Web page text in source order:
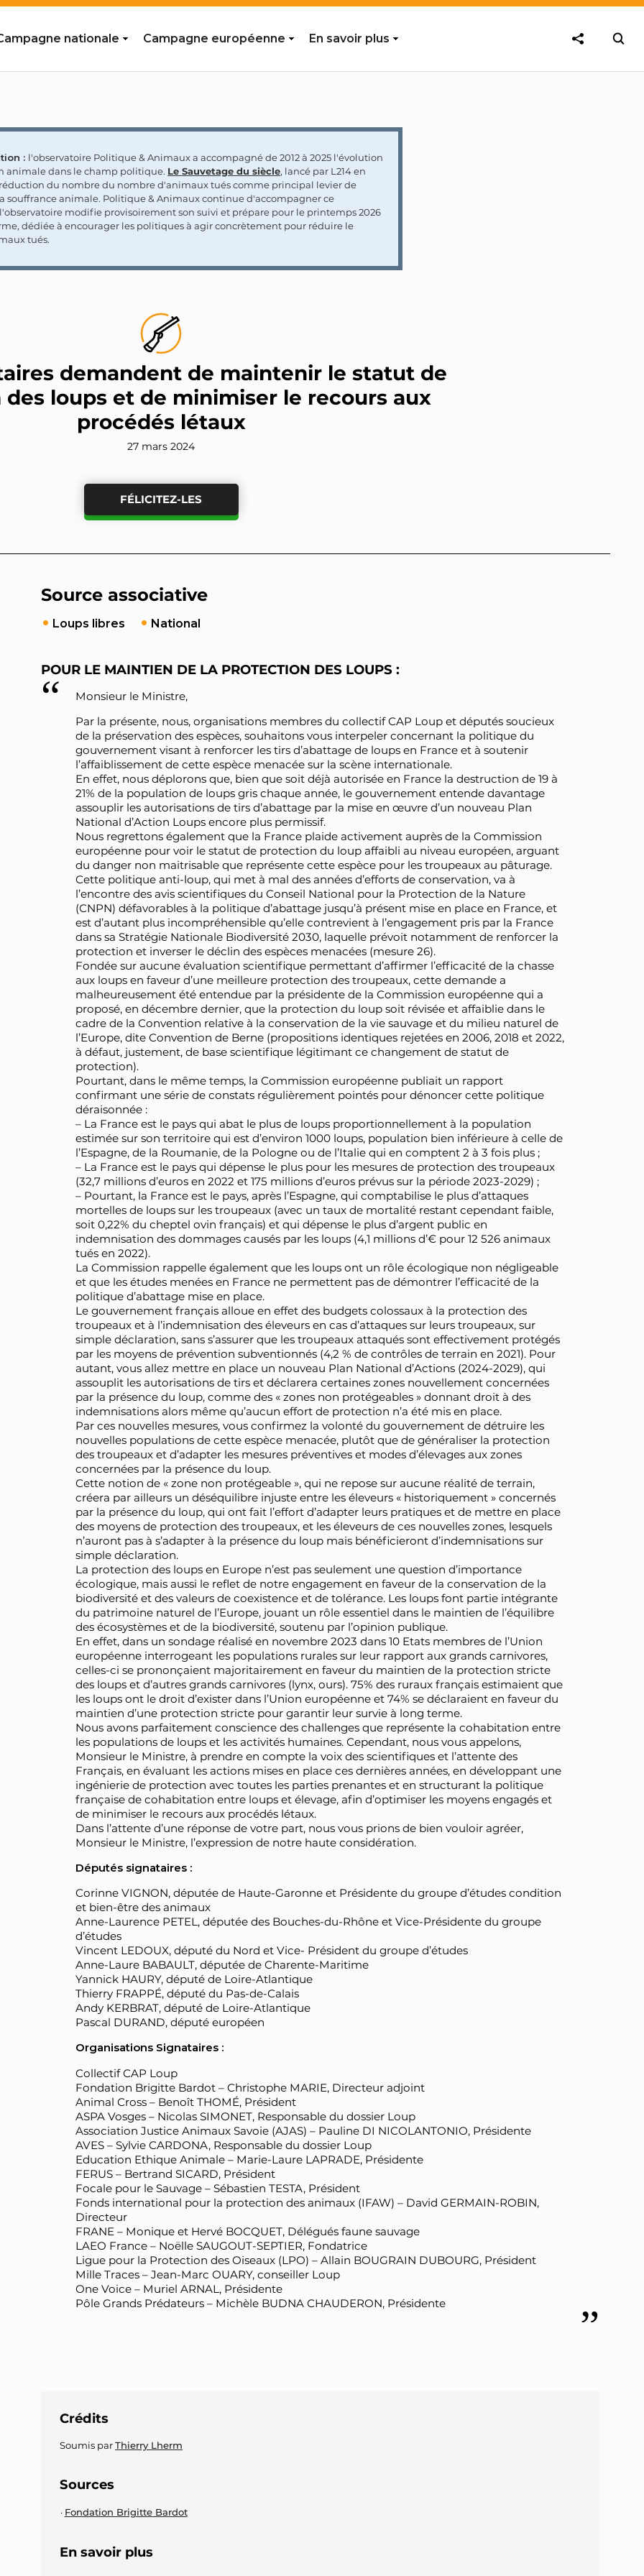
nationale Campagne européenne En savoir plus
: l'observatoire Politique & Animaux a accompagné de 2012 à 2025 l'évolution
animale dans le champ politique. Le Sauvetage du siècle, lancé par L214 en
réduction du nombre du nombre d'animaux tués comme principal levier de
souffrance animale. Politique & Animaux continue d'accompagner ce
modifie provisoirement son suivi et prépare pour le printemps 2026
dédiée à encourager les politiques à agir concrètement pour réduire le
tués.
demandent de maintenir le statut de
loups et de minimiser le recours aux
procédés létaux
27 mars 2024
FÉLICITEZ-LES
Source associative
Loups libres National
POUR LE MAINTIEN DE LA PROTECTION DES LOUPS :
Monsieur le Ministre,
Par la présente, nous, organisations membres du collectif CAP Loup et députés soucieux
de la préservation des espèces, souhaitons vous interpeler concernant la politique du
gouvernement visant à renforcer les tirs d’abattage de loups en France et à soutenir
l’affaiblissement de cette espèce menacée sur la scène internationale.
En effet, nous déplorons que, bien que soit déjà autorisée en France la destruction de 19 à
21% de la population de loups gris chaque année, le gouvernement entende davantage
assouplir les autorisations de tirs d’abattage par la mise en œuvre d’un nouveau Plan
National d’Action Loups encore plus permissif.
Nous regrettons également que la France plaide activement auprès de la Commission
européenne pour voir le statut de protection du loup affaibli au niveau européen, arguant
du danger non maitrisable que représente cette espèce pour les troupeaux au pâturage.
Cette politique anti-loup, qui met à mal des années d’efforts de conservation, va à
l’encontre des avis scientifiques du Conseil National pour la Protection de la Nature
(CNPN) défavorables à la politique d’abattage jusqu’à présent mise en place en France, et
est d’autant plus incompréhensible qu’elle contrevient à l’engagement pris par la France
dans sa Stratégie Nationale Biodiversité 2030, laquelle prévoit notamment de renforcer la
protection et inverser le déclin des espèces menacées (mesure 26).
Fondée sur aucune évaluation scientifique permettant d’affirmer l’efficacité de la chasse
aux loups en faveur d’une meilleure protection des troupeaux, cette demande a
malheureusement été entendue par la présidente de la Commission européenne qui a
proposé, en décembre dernier, que la protection du loup soit révisée et affaiblie dans le
cadre de la Convention relative à la conservation de la vie sauvage et du milieu naturel de
l’Europe, dite Convention de Berne (propositions identiques rejetées en 2006, 2018 et 2022,
à défaut, justement, de base scientifique légitimant ce changement de statut de
protection).
Pourtant, dans le même temps, la Commission européenne publiait un rapport
confirmant une série de constats régulièrement pointés pour dénoncer cette politique
déraisonnée :
– La France est le pays qui abat le plus de loups proportionnellement à la population
estimée sur son territoire qui est d’environ 1000 loups, population bien inférieure à celle de
l’Espagne, de la Roumanie, de la Pologne ou de l’Italie qui en comptent 2 à 3 fois plus ;
– La France est le pays qui dépense le plus pour les mesures de protection des troupeaux
(32,7 millions d’euros en 2022 et 175 millions d’euros prévus sur la période 2023-2029) ;
– Pourtant, la France est le pays, après l’Espagne, qui comptabilise le plus d’attaques
mortelles de loups sur les troupeaux (avec un taux de mortalité restant cependant faible,
soit 0,22% du cheptel ovin français) et qui dépense le plus d’argent public en
indemnisation des dommages causés par les loups (4,1 millions d’€ pour 12 526 animaux
tués en 2022).
La Commission rappelle également que les loups ont un rôle écologique non négligeable
et que les études menées en France ne permettent pas de démontrer l’efficacité de la
politique d’abattage mise en place.
Le gouvernement français alloue en effet des budgets colossaux à la protection des
troupeaux et à l’indemnisation des éleveurs en cas d’attaques sur leurs troupeaux, sur
simple déclaration, sans s’assurer que les troupeaux attaqués sont effectivement protégés
par les moyens de prévention subventionnés (4,2 % de contrôles de terrain en 2021). Pour
autant, vous allez mettre en place un nouveau Plan National d’Actions (2024-2029), qui
assouplit les autorisations de tirs et déclarera certaines zones nouvellement concernées
par la présence du loup, comme des « zones non protégeables » donnant droit à des
indemnisations alors même qu’aucun effort de protection n’a été mis en place.
Par ces nouvelles mesures, vous confirmez la volonté du gouvernement de détruire les
nouvelles populations de cette espèce menacée, plutôt que de généraliser la protection
des troupeaux et d’adapter les mesures préventives et modes d’élevages aux zones
concernées par la présence du loup.
Cette notion de « zone non protégeable », qui ne repose sur aucune réalité de terrain,
créera par ailleurs un déséquilibre injuste entre les éleveurs « historiquement » concernés
par la présence du loup, qui ont fait l’effort d’adapter leurs pratiques et de mettre en place
des moyens de protection des troupeaux, et les éleveurs de ces nouvelles zones, lesquels
n’auront pas à s’adapter à la présence du loup mais bénéficieront d’indemnisations sur
simple déclaration.
La protection des loups en Europe n’est pas seulement une question d’importance
écologique, mais aussi le reflet de notre engagement en faveur de la conservation de la
biodiversité et des valeurs de coexistence et de tolérance. Les loups font partie intégrante
du patrimoine naturel de l’Europe, jouant un rôle essentiel dans le maintien de l’équilibre
des écosystèmes et de la biodiversité, soutenu par l’opinion publique.
En effet, dans un sondage réalisé en novembre 2023 dans 10 Etats membres de l’Union
européenne interrogeant les populations rurales sur leur rapport aux grands carnivores,
celles-ci se prononçaient majoritairement en faveur du maintien de la protection stricte
des loups et d’autres grands carnivores (lynx, ours). 75% des ruraux français estimaient que
les loups ont le droit d’exister dans l’Union européenne et 74% se déclaraient en faveur du
maintien d’une protection stricte pour garantir leur survie à long terme.
Nous avons parfaitement conscience des challenges que représente la cohabitation entre
les populations de loups et les activités humaines. Cependant, nous vous appelons,
Monsieur le Ministre, à prendre en compte la voix des scientifiques et l’attente des
Français, en évaluant les actions mises en place ces dernières années, en développant une
ingénierie de protection avec toutes les parties prenantes et en structurant la politique
française de cohabitation entre loups et élevage, afin d’optimiser les moyens engagés et
de minimiser le recours aux procédés létaux.
Dans l’attente d’une réponse de votre part, nous vous prions de bien vouloir agréer,
Monsieur le Ministre, l’expression de notre haute considération.
Députés signataires :
Corinne VIGNON, députée de Haute-Garonne et Présidente du groupe d’études condition
et bien-être des animaux
Anne-Laurence PETEL, députée des Bouches-du-Rhône et Vice-Présidente du groupe
d’études
Vincent LEDOUX, député du Nord et Vice- Président du groupe d’études
Anne-Laure BABAULT, députée de Charente-Maritime
Yannick HAURY, député de Loire-Atlantique
Thierry FRAPPÉ, député du Pas-de-Calais
Andy KERBRAT, député de Loire-Atlantique
Pascal DURAND, député européen
Organisations Signataires :
Collectif CAP Loup
Fondation Brigitte Bardot – Christophe MARIE, Directeur adjoint
Animal Cross – Benoît THOMÉ, Président
ASPA Vosges – Nicolas SIMONET, Responsable du dossier Loup
Association Justice Animaux Savoie (AJAS) – Pauline DI NICOLANTONIO, Présidente
AVES – Sylvie CARDONA, Responsable du dossier Loup
Education Ethique Animale – Marie-Laure LAPRADE, Présidente
FERUS – Bertrand SICARD, Président
Focale pour le Sauvage – Sébastien TESTA, Président
Fonds international pour la protection des animaux (IFAW) – David GERMAIN-ROBIN,
Directeur
FRANE – Monique et Hervé BOCQUET, Délégués faune sauvage
LAEO France – Noëlle SAUGOUT-SEPTIER, Fondatrice
Ligue pour la Protection des Oiseaux (LPO) – Allain BOUGRAIN DUBOURG, Président
Mille Traces – Jean-Marc OUARY, conseiller Loup
One Voice – Muriel ARNAL, Présidente
Pôle Grands Prédateurs – Michèle BUDNA CHAUDERON, Présidente
Crédits
Soumis parThierry Lherm
Sources
Fondation Brigitte Bardot
En savoir plus